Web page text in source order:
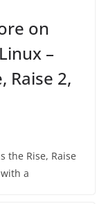
on
–
Raise 2,
the Rise, Raise
a